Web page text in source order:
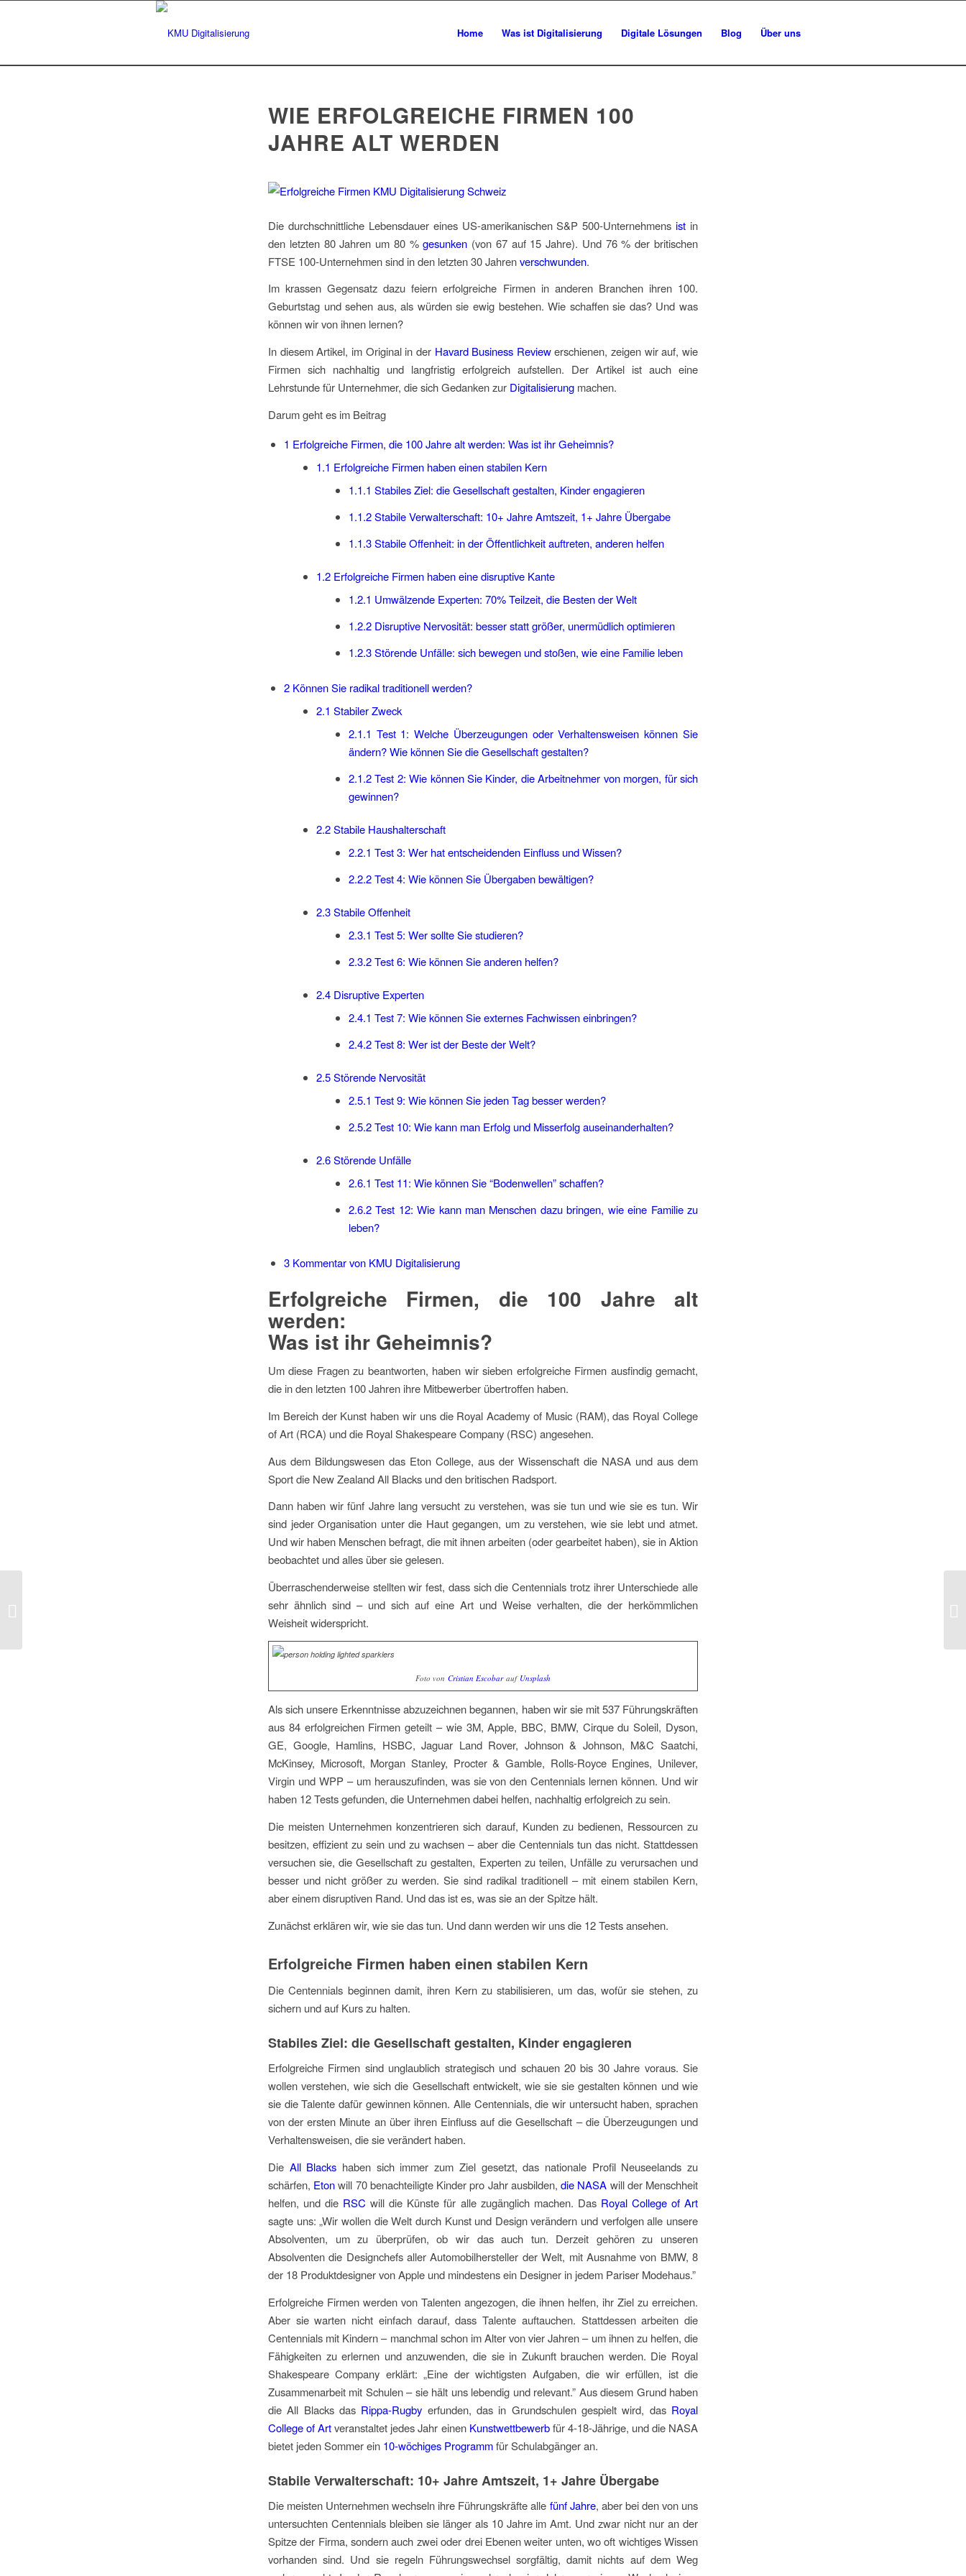
Home Was ist Digitalisierung Digitale Lösungen Blog Über uns
WIE ERFOLGREICHE FIRMEN 100
JAHRE ALT WERDEN
Die durchschnittliche Lebensdauer eines US-amerikanischen S&P 500-Unternehmensist in
den letzten 80 Jahren um 80 %gesunken (von 67 auf 15 Jahre). Und 76 % der britischen
FTSE 100-Unternehmen sind in den letzten 30 Jahrenverschwunden.
Im krassen Gegensatz dazu feiern erfolgreiche Firmen in anderen Branchen ihren 100.
Geburtstag und sehen aus, als würden sie ewig bestehen. Wie schaffen sie das? Und was
können wir von ihnen lernen?
In diesem Artikel, im Original in der Havard Business Reviewerschienen, zeigen wir auf, wie
Firmen sich nachhaltig und langfristig erfolgreich aufstellen. Der Artikel ist auch eine
Lehrstunde für Unternehmer, die sich Gedanken zur Digitalisierung machen.
Darum geht es im Beitrag
1 Erfolgreiche Firmen, die 100 Jahre alt werden: Was ist ihr Geheimnis?
1.1 Erfolgreiche Firmen haben einen stabilen Kern
1.1.1 Stabiles Ziel: die Gesellschaft gestalten, Kinder engagieren
1.1.2Stabile Verwalterschaft: 10+ Jahre Amtszeit, 1+ Jahre Übergabe
1.1.3Stabile Offenheit: in der Öffentlichkeit auftreten, anderen helfen
1.2Erfolgreiche Firmen haben eine disruptive Kante
1.2.1 Umwälzende Experten: 70% Teilzeit, die Besten der Welt
1.2.2Disruptive Nervosität: besser statt größer, unermüdlich optimieren
1.2.3Störende Unfälle: sich bewegen und stoßen, wie eine Familie leben
2Können Sie radikal traditionell werden?
2.1 Stabiler Zweck
2.1.1 Test 1: Welche Überzeugungen oder Verhaltensweisen können Sie
ändern? Wie können Sie die Gesellschaft gestalten?
2.1.2Test 2: Wie können Sie Kinder, die Arbeitnehmer von morgen, für sich
gewinnen?
2.2Stabile Haushalterschaft
2.2.1 Test 3: Wer hat entscheidenden Einfluss und Wissen?
2.2.2Test 4: Wie können Sie Übergaben bewältigen?
2.3Stabile Offenheit
2.3.1 Test 5: Wer sollte Sie studieren?
2.3.2Test 6: Wie können Sie anderen helfen?
2.4Disruptive Experten
2.4.1 Test 7: Wie können Sie externes Fachwissen einbringen?
2.4.2Test 8: Wer ist der Beste der Welt?
2.5Störende Nervosität
2.5.1 Test 9: Wie können Sie jeden Tag besser werden?
2.5.2Test 10: Wie kann man Erfolg und Misserfolg auseinanderhalten?
2.6Störende Unfälle
2.6.1 Test 11: Wie können Sie “Bodenwellen” schaffen?
2.6.2Test 12: Wie kann man Menschen dazu bringen, wie eine Familie zu
leben?
3Kommentar von KMU Digitalisierung
Erfolgreiche Firmen, die 100 Jahre alt
werden:
Was ist ihr Geheimnis?
Um diese Fragen zu beantworten, haben wir sieben erfolgreiche Firmen ausfindig gemacht,
die in den letzten 100 Jahren ihre Mitbewerber übertroffen haben.
Im Bereich der Kunst haben wir uns die Royal Academy of Music (RAM), das Royal College
of Art (RCA) und die Royal Shakespeare Company (RSC) angesehen.
Aus dem Bildungswesen das Eton College, aus der Wissenschaft die NASA und aus dem
Sport die New Zealand All Blacks und den britischen Radsport.
Dann haben wir fünf Jahre lang versucht zu verstehen, was sie tun und wie sie es tun. Wir
sind jeder Organisation unter die Haut gegangen, um zu verstehen, wie sie lebt und atmet.
Und wir haben Menschen befragt, die mit ihnen arbeiten (oder gearbeitet haben), sie in Aktion
beobachtet und alles über sie gelesen.
Überraschenderweise stellten wir fest, dass sich die Centennials trotz ihrer Unterschiede alle
sehr ähnlich sind – und sich auf eine Art und Weise verhalten, die der herkömmlichen
Weisheit widerspricht.
Foto von Cristian Escobarauf Unsplash
Als sich unsere Erkenntnisse abzuzeichnen begannen, haben wir sie mit 537 Führungskräften
aus 84 erfolgreichen Firmen geteilt – wie 3M, Apple, BBC, BMW, Cirque du Soleil, Dyson,
GE, Google, Hamlins, HSBC, Jaguar Land Rover, Johnson & Johnson, M&C Saatchi,
McKinsey, Microsoft, Morgan Stanley, Procter & Gamble, Rolls-Royce Engines, Unilever,
Virgin und WPP – um herauszufinden, was sie von den Centennials lernen können. Und wir
haben 12 Tests gefunden, die Unternehmen dabei helfen, nachhaltig erfolgreich zu sein.
Die meisten Unternehmen konzentrieren sich darauf, Kunden zu bedienen, Ressourcen zu
besitzen, effizient zu sein und zu wachsen – aber die Centennials tun das nicht. Stattdessen
versuchen sie, die Gesellschaft zu gestalten, Experten zu teilen, Unfälle zu verursachen und
besser und nicht größer zu werden. Sie sind radikal traditionell – mit einem stabilen Kern,
aber einem disruptiven Rand. Und das ist es, was sie an der Spitze hält.
Zunächst erklären wir, wie sie das tun. Und dann werden wir uns die 12 Tests ansehen.
Erfolgreiche Firmen haben einen stabilen Kern
Die Centennials beginnen damit, ihren Kern zu stabilisieren, um das, wofür sie stehen, zu
sichern und auf Kurs zu halten.
Stabiles Ziel: die Gesellschaft gestalten, Kinder engagieren
Erfolgreiche Firmen sind unglaublich strategisch und schauen 20 bis 30 Jahre voraus. Sie
wollen verstehen, wie sich die Gesellschaft entwickelt, wie sie sie gestalten können und wie
sie die Talente dafür gewinnen können. Alle Centennials, die wir untersucht haben, sprachen
von der ersten Minute an über ihren Einfluss auf die Gesellschaft – die Überzeugungen und
Verhaltensweisen, diesie verändert haben.
Die All Blacks haben sich immer zum Ziel gesetzt, das nationale Profil Neuseelands zu
schärfen, Etonwill 70 benachteiligte Kinder pro Jahr ausbilden,die NASA will der Menschheit
helfen, und die RSCwill die Künste für alle zugänglich machen. Das Royal College of Art
sagte uns: „Wir wollen die Welt durch Kunst und Design verändern und verfolgen alle unsere
Absolventen, um zu überprüfen,ob wir das auch tun. Derzeit gehören zu unseren
Absolventen die Designchefs aller Automobilhersteller der Welt, mit Ausnahme von BMW, 8
der 18 ProduktdesignervonApple und mindestens ein Designer in jedem Pariser Modehaus.”
Erfolgreiche Firmen werden von Talenten angezogen, die ihnen helfen, ihr Ziel zu erreichen.
Aber sie warten nicht einfach darauf, dass Talente auftauchen. Stattdessen arbeiten die
Centennials mit Kindern – manchmal schon im Alter von vier Jahren – um ihnen zu helfen, die
Fähigkeiten zu erlernen und anzuwenden, diesie in Zukunft brauchen werden. Die Royal
Shakespeare Company erklärt:„Eine der wichtigsten Aufgaben, die wir erfüllen, ist die
Zusammenarbeit mit Schulen – sie hält uns lebendig und relevant.” Aus diesem Grund haben
die All Blacks das Rippa-Rugby erfunden, das in Grundschulen gespielt wird, das Royal
College of Artveranstaltet jedes Jahr einen Kunstwettbewerbfür 4-18-Jährige, und die NASA
bietet jeden Sommer ein 10-wöchiges Programmfür Schulabgänger an.
Stabile Verwalterschaft: 10+ Jahre Amtszeit, 1+ Jahre Übergabe
Die meisten Unternehmen wechseln ihre Führungskräfte alle fünf Jahre, aber bei den von uns
untersuchten Centennials bleiben sie länger als 10 Jahre im Amt. Und zwar nicht nur an der
Spitze der Firma, sondern auch zwei oder drei Ebenen weiter unten, wo oft wichtiges Wissen
vorhanden sind. Und sie regeln Führungswechsel sorgfältig, damit nichts auf dem Weg